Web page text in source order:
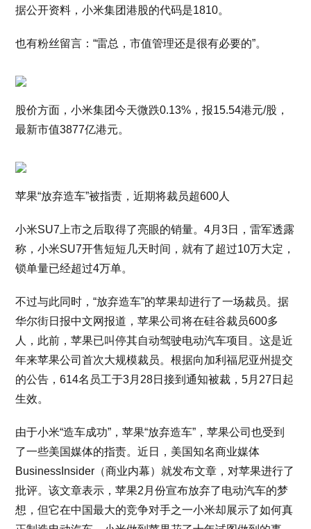
据公开资料，小米集团港股的代码是1810。
也有粉丝留言：“雷总，市值管理还是很有必要的”。
股价方面，小米集团今天微跌0.13%，报15.54港元/股，
最新市值3877亿港元。
苹果“放弃造车”被指责，近期将裁员超600人
小米SU7上市之后取得了亮眼的销量。4月3日，雷军透露
称，小米SU7开售短短几天时间，就有了超过10万大定，
锁单量已经超过4万单。
不过与此同时，“放弃造车”的苹果却进行了一场裁员。据
华尔街日报中文网报道，苹果公司将在硅谷裁员600多
人，此前，苹果已叫停其自动驾驶电动汽车项目。这是近
年来苹果公司首次大规模裁员。根据向加利福尼亚州提交
的公告，614名员工于3月28日接到通知被裁，5月27日起
生效。
由于小米“造车成功”，苹果“放弃造车”，苹果公司也受到
了一些美国媒体的指责。近日，美国知名商业媒体
BusinessInsider（商业内幕）就发布文章，对苹果进行了
批评。该文章表示，苹果2月份宣布放弃了电动汽车的梦
想，但它在中国最大的竞争对手之一小米却展示了如何真